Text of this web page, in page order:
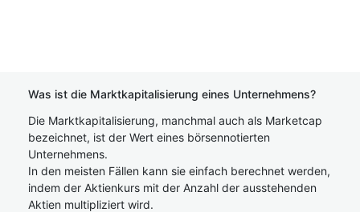
Was ist die Marktkapitalisierung eines Unternehmens?
Die Marktkapitalisierung, manchmal auch als Marketcap
bezeichnet, ist der Wert eines börsennotierten
Unternehmens.
In den meisten Fällen kann sie einfach berechnet werden,
indem der Aktienkurs mit der Anzahl der ausstehenden
Aktien multipliziert wird.